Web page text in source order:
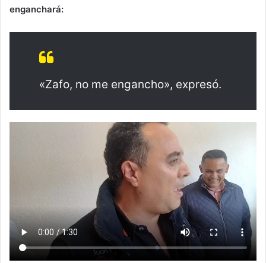
enganchará:
«Zafo, no me engancho», expresó.